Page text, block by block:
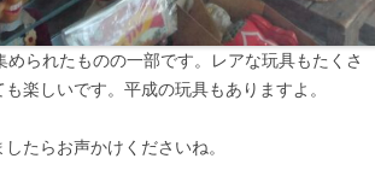
られたものの一部です。レアな玩具もたくさ
楽しいです。平成の玩具もありますよ。
たらお声かけくださいね。